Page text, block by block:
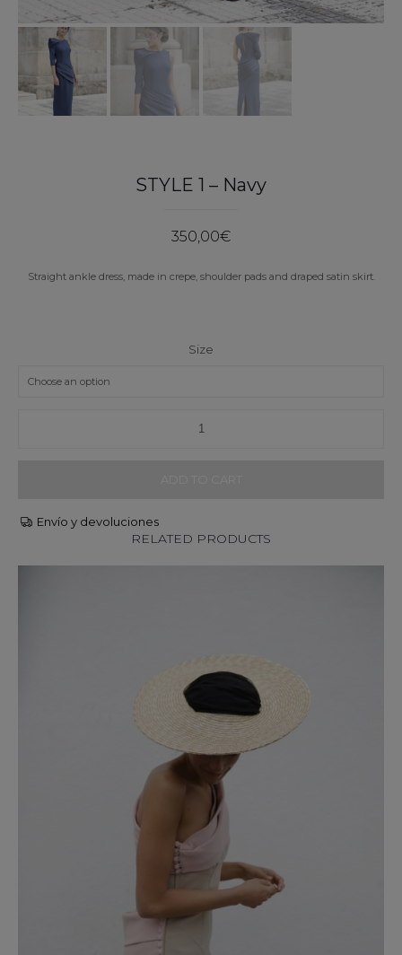
STYLE 1 – Navy
350,00€
Straight ankle dress, made in crepe, shoulder pads and draped satin skirt.
Size
Envío y devoluciones
RELATED PRODUCTS